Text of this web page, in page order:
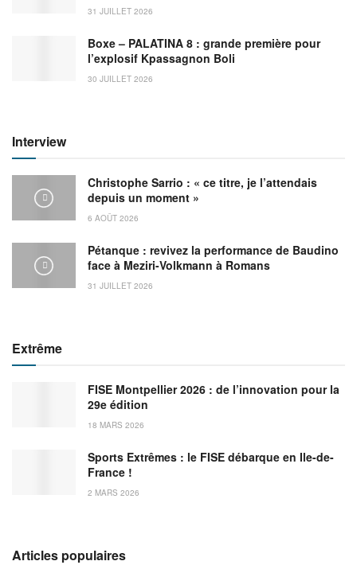
31 JUILLET 2026
Boxe – PALATINA 8 : grande première pour
l’explosif Kpassagnon Boli
30 JUILLET 2026
Interview
Christophe Sarrio : « ce titre, je l’attendais
depuis un moment »
6 AOÛT 2026
Pétanque : revivez la performance de Baudino
face à Meziri-Volkmann à Romans
31 JUILLET 2026
Extrême
FISE Montpellier 2026 : de l’innovation pour la
29e édition
18 MARS 2026
Sports Extrêmes : le FISE débarque en Ile-de-
France !
2 MARS 2026
Articles populaires